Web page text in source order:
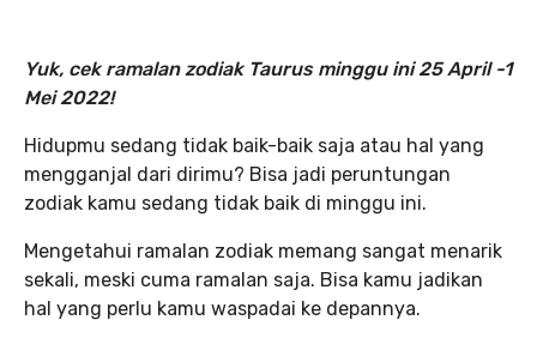
Yuk, cek ramalan zodiak Taurus minggu ini 25 April -1
Mei 2022!
Hidupmu sedang tidak baik-baik saja atau hal yang
mengganjal dari dirimu? Bisa jadi peruntungan
zodiak kamu sedang tidak baik di minggu ini.
Mengetahui ramalan zodiak memang sangat menarik
sekali, meski cuma ramalan saja. Bisa kamu jadikan
hal yang perlu kamu waspadai ke depannya.